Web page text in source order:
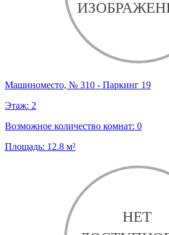
Машиноместо, № 310 - Паркинг 19
Этаж: 2
Возможное количество комнат: 0
Площадь: 12.8 м²